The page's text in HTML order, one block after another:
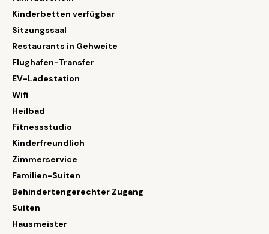
Kinderbetten verfügbar
Sitzungssaal
Restaurants in Gehweite
Flughafen-Transfer
EV-Ladestation
Wifi
Heilbad
Fitnessstudio
Kinderfreundlich
Zimmerservice
Familien-Suiten
Behindertengerechter Zugang
Suiten
Hausmeister